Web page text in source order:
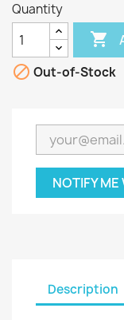
Quantity

 Out-of-Stock
NOTIFY
Description